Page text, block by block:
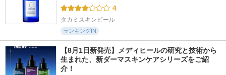
4
タカミスキンピール
ランキングIN
【8月1日新発売】メディヒールの研究と技術から
生まれた、新ダーマスキンケアシリーズをご紹
介！